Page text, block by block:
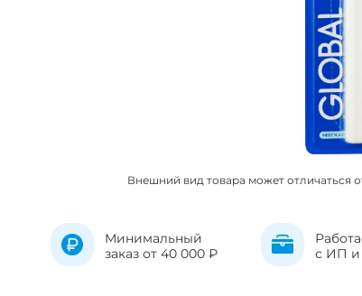
Внешний вид товара может отличаться
Минимальный
заказ от 40 000 ₽
с ИП